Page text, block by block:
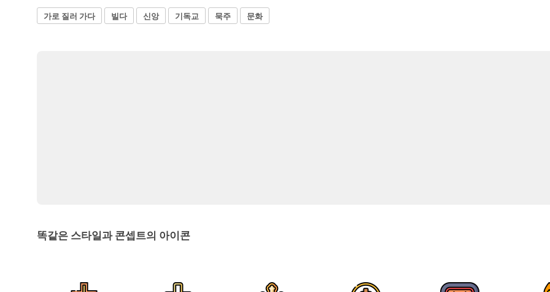
가로 질러 가다 빌다 신앙 기독교 묵주 문화
똑같은 스타일과 콘셉트의 아이콘